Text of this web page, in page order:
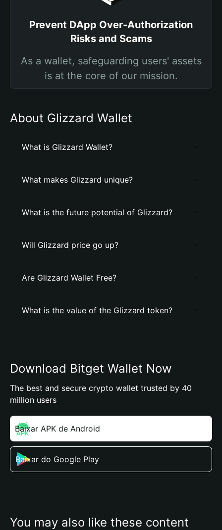
Prevent DApp Over-Authorization
Risks and Scams
As a wallet, safeguarding users' assets
is at the core of our mission.
About Glizzard Wallet
What is Glizzard Wallet?
What makes Glizzard unique?
What is the future potential of Glizzard?
Will Glizzard price go up?
Are Glizzard Wallet Free?
What is the value of the Glizzard token?
Download Bitget Wallet Now
The best and secure crypto wallet trusted by 40
million users
Baixar APK de Android
Baixar do Google Play
You may also like these content